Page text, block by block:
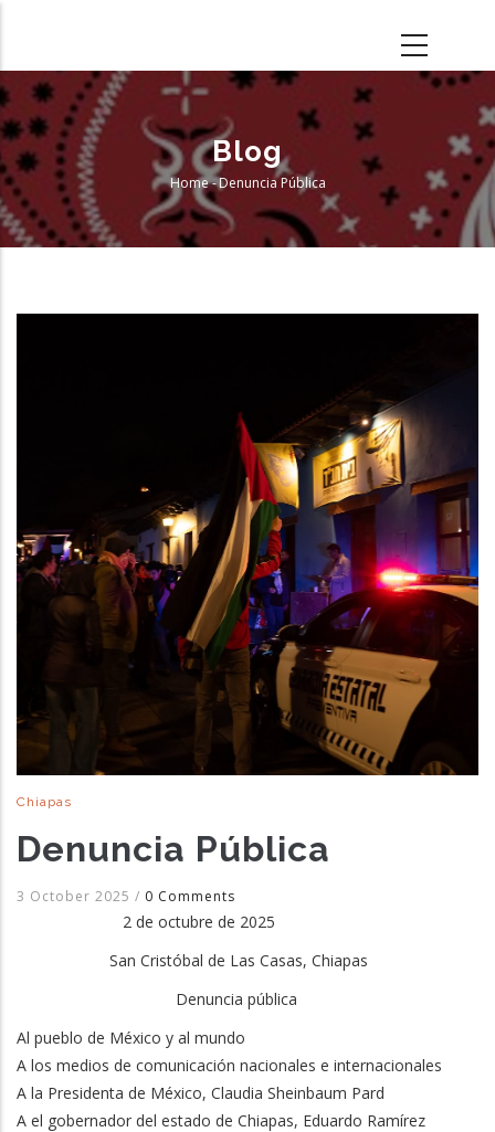
main
content
Blog
Breadcrumb
Home-Denuncia Pública
Chiapas
Denuncia Pública
3 October 2025 / 0 Comments
2 de octubre de 2025
San Cristóbal de Las Casas, Chiapas
Denuncia pública
Al pueblo de México y al mundo
A los medios de comunicación nacionales e internacionales
A la Presidenta de México, Claudia Sheinbaum Pard
A el gobernador del estado de Chiapas, Eduardo Ramírez